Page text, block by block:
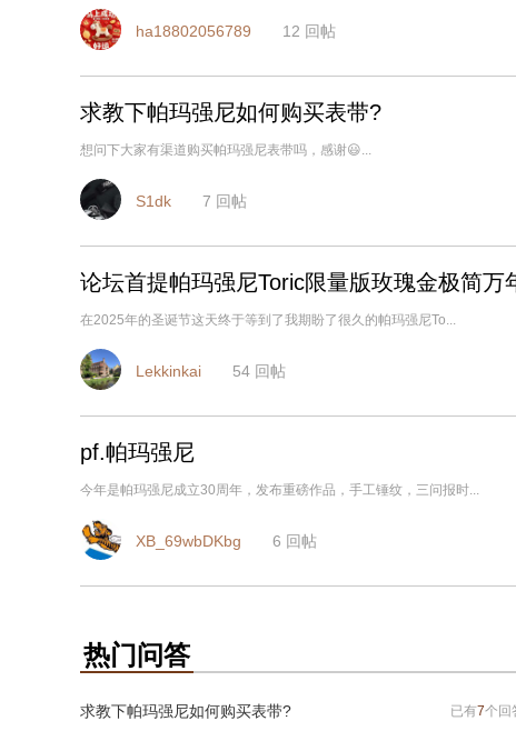
ha18802056789 12 回帖
求教下帕玛强尼如何购买表带?
想问下大家有渠道购买帕玛强尼表带吗，感谢😃...
S1dk 7 回帖
论坛首提帕玛强尼Toric限量版玫瑰金极简万
在2025年的圣诞节这天终于等到了我期盼了很久的帕玛强尼To...
Lekkinkai 54 回帖
pf.帕玛强尼
今年是帕玛强尼成立30周年，发布重磅作品，手工锤纹，三问报时...
XB_69wbDKbg 6 回帖
热门问答
求教下帕玛强尼如何购买表带? 已有7个回